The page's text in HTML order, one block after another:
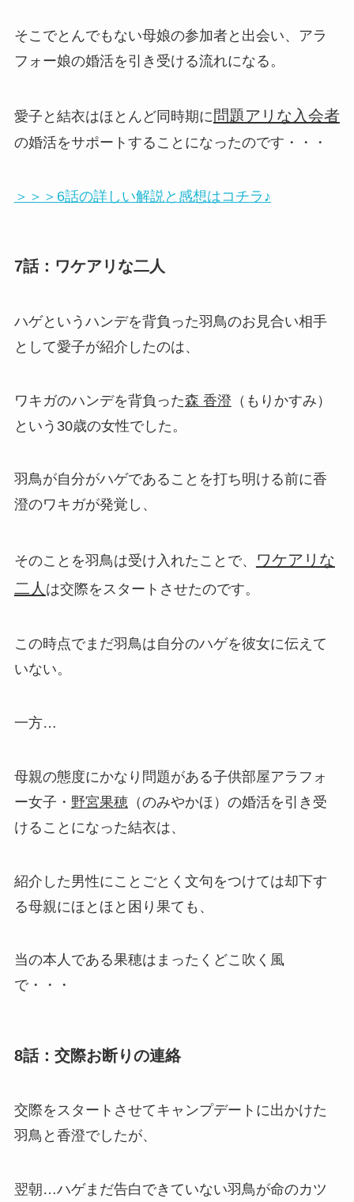
そこでとんでもない母娘の参加者と出会い、アラ
フォー娘の婚活を引き受ける流れになる。
愛子と結衣はほとんど同時期に問題アリな入会者
の婚活をサポートすることになったのです・・・
＞＞＞6話の詳しい解説と感想はコチラ♪
7話：ワケアリな二人
ハゲというハンデを背負った羽鳥のお見合い相手
として愛子が紹介したのは、
ワキガのハンデを背負った森 香澄 （もりかすみ）
という30歳の女性でした。
羽鳥が自分がハゲであることを打ち明ける前に香
澄のワキガが発覚し、
そのことを羽鳥は受け入れたことで、
ワケアリな
二人 は交際をスタートさせたのです。
この時点でまだ羽鳥は自分のハゲを彼女に伝えて
いない。
一方…
母親の態度にかなり問題がある子供部屋アラフォ
ー女子・ 野宮果穂（のみやかほ）の婚活を引き受
けることになった結衣は、
紹介した男性にことごとく文句をつけては却下す
る母親にほとほと困り果ても、
当の本人である果穂はまったくどこ吹く風
で・・・
8話：交際お断りの連絡
交際をスタートさせてキャンプデートに出かけた
羽鳥と香澄でしたが、
翌朝…ハゲまだ告白できていない羽鳥が命のカツ